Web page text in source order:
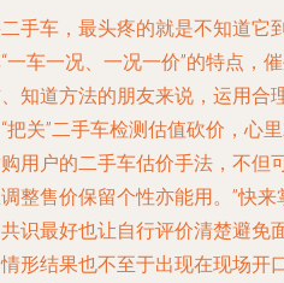
手车，最头疼的就是不知道它
一车一况、一况一价”的特点，
知道方法的朋友来说，运用合
把关”二手车检测估值砍价，心
用户的二手车估价手法，不但
整售价保留个性亦能用。”快
识最好也让自行评价清楚避免
形结果也不至于出现在现场开